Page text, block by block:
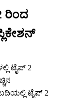
ರಿಂದ
ಟೈಪ್ 2
ಟೈಪ್ 2